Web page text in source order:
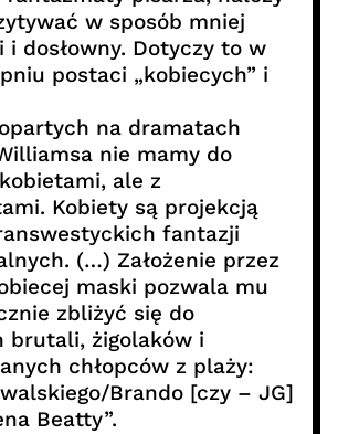
w sposób mniej
i dosłowny. Dotyczy to w
postaci „kobiecych” i
na dramatach
nie mamy do
ale z
Kobiety są projekcją
fantazji
(…) Założenie przez
maski pozwala mu
zbliżyć się do
brutali, żigolaków i
chłopców z plaży:
Brando [czy – JG]
Beatty”.